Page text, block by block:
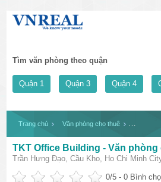
Tìm văn phòng theo quận
Quận 1 Quận 3 Quận 4
Trang chủ Văn phòng cho thuê
TKT Office Building - Văn
Trần Hưng Đạo, Cầu Kho, Ho Chi Minh
0/5 -0 Bình